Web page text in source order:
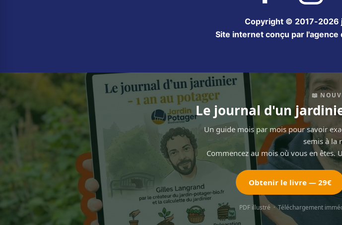
Copyright © 2017-
Site internet conçu par
📖
Le journal d'un
Un guide mois par mois pour savoir
semis à la
Commencez au mois où vous en êtes.
Obtenir le livre — 29€
PDF illustré · Téléchargement